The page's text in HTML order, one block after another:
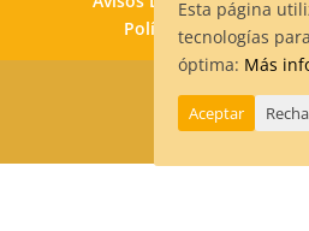
Política de Cookies
© -Creado por ♥
Esta página
tecnologías
óptima: Más
Aceptar